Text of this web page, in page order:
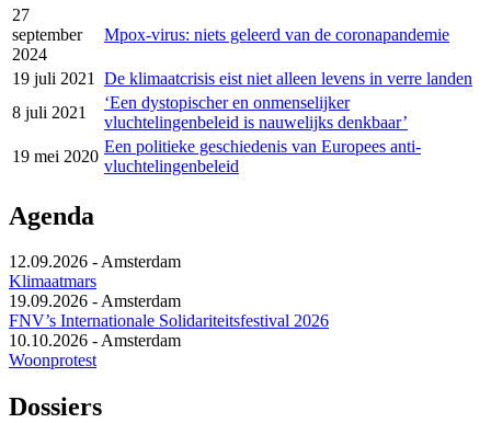
27
september
2024
Mpox-virus: niets geleerd van de coronapandemie
19 juli 2021
De klimaatcrisis eist niet alleen levens in verre landen
8 juli 2021
‘Een dystopischer en onmenselijker
vluchtelingenbeleid is nauwelijks denkbaar’
19 mei 2020
Een politieke geschiedenis van Europees anti-
vluchtelingenbeleid
Agenda
12.09.2026 -Amsterdam
Klimaatmars
19.09.2026 -Amsterdam
FNV’s Internationale Solidariteitsfestival 2026
10.10.2026 -Amsterdam
Woonprotest
Dossiers